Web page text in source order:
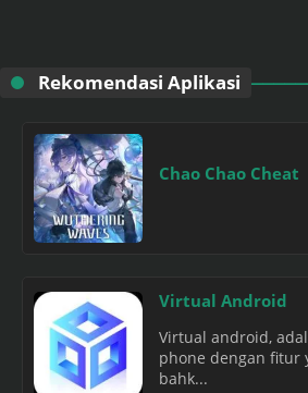
Rekomendasi Aplikasi
Chao Chao Cheat
Virtual Android
Virtual android,
phone dengan fitur
bahk...